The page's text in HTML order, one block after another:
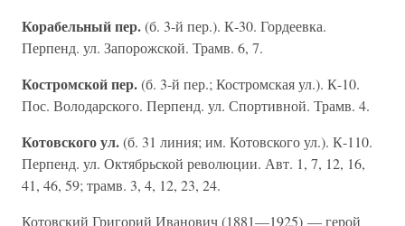
Корабельный пер.(б. 3-й пер.). К-30. Гордеевка.
Перпенд. ул. Запорожской. Трамв. 6, 7.
Костромской пер.(б. 3-й пер.; Костромская ул.). К-10.
Пос. Володарского. Перпенд. ул. Спортивной. Трамв. 4.
Котовского ул.(б. 31 линия; им. Котовского ул.). К-110.
Перпенд. ул. Октябрьской революции. Авт. 1, 7, 12, 16,
41, 46, 59; трамв. 3, 4, 12, 23, 24.
Котовский Григорий Иванович (1881—1925) — герой